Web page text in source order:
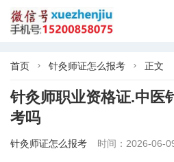
首页  针灸师证怎么报考  正文
针灸师职业资格证.中医
考吗
针灸师证怎么报考 时间：2026-06-